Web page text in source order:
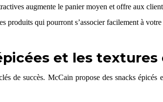
augmente le panier moyen et offre aux
produits qui pourront s’associer facilement à
et les
de succès. McCain propose des snacks